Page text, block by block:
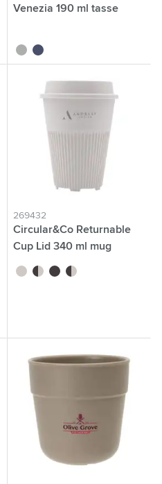
Venezia 190 ml tasse
gris bleu foncé
269432
Circular&Co Returnable
Cup Lid 340 ml mug
blancgris foncé/blanc
gris foncéblanc/gris